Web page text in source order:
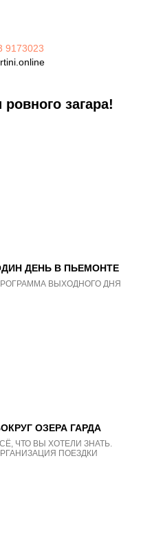
9173023
загара!
ДЕНЬ В ПЬЕМОНТЕ
ВЫХОДНОГО ДНЯ
ОЗЕРА ГАРДА
ЧТО ВЫ ХОТЕЛИ ЗНАТЬ.
ПОЕЗДКИ